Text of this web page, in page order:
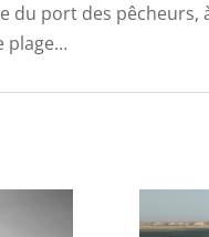
du port des pêcheurs,
plage…